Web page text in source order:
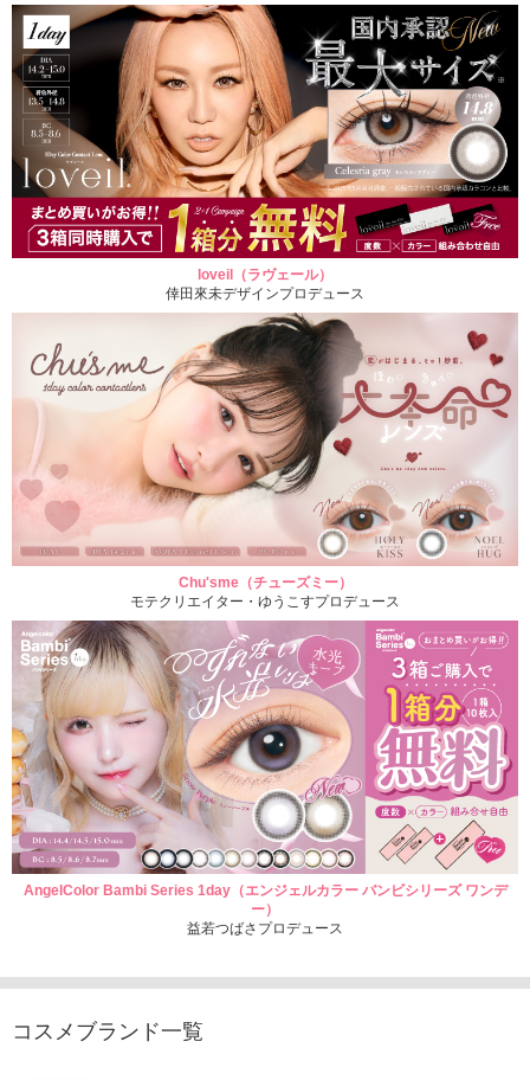
loveil（ラヴェール）
倖田來未デザインプロデュース
Chu'sme（チューズミー）
モテクリエイター・ゆうこすプロデュース
AngelColor Bambi Series 1day（エンジェルカラー バンビシリーズ ワンデ
ー）
益若つばさプロデュース
コスメブランド一覧